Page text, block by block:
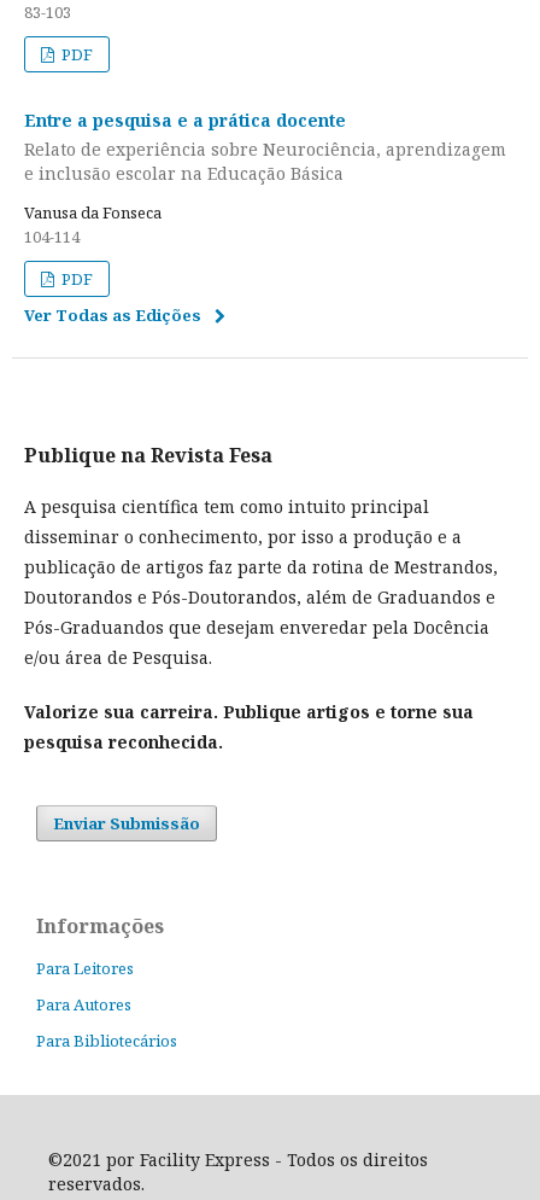
83-103
PDF
Entre a pesquisa e a prática docente
Relato de experiência sobre Neurociência, aprendizagem
e inclusão escolar na Educação Básica
Vanusa da Fonseca
104-114
PDF
Ver Todas as Edições
Publique na Revista Fesa
A pesquisa científica tem como intuito principal
disseminar o conhecimento, por isso a produção e a
publicação de artigos faz parte da rotina de Mestrandos,
Doutorandos e Pós-Doutorandos, além de Graduandos e
Pós-Graduandos que desejam enveredar pela Docência
e/ou área de Pesquisa.
Valorize sua carreira. Publique artigos e torne sua
pesquisa reconhecida.
Enviar Submissão
Informações
Para Leitores
Para Autores
Para Bibliotecários
©2021 por Facility Express - Todos os direitos
reservados.